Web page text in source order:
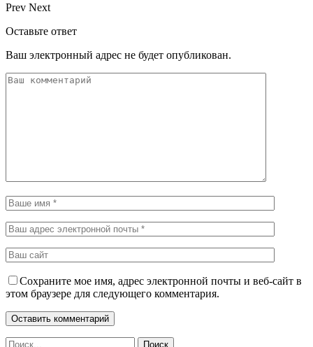
Prev Next
Оставьте ответ
Ваш электронный адрес не будет опубликован.
Сохраните мое имя, адрес электронной почты и веб-сайт в
этом браузере для следующего комментария.